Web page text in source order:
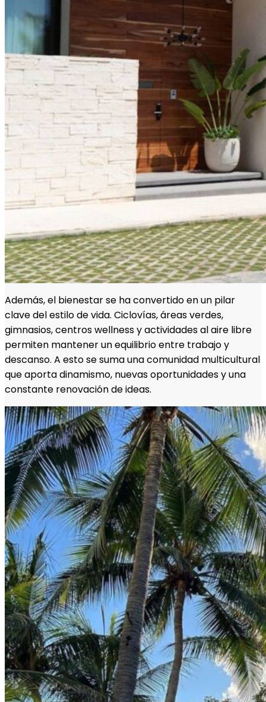
Además, el bienestar se ha convertido en un pilar
clave del estilo de vida. Ciclovías, áreas verdes,
gimnasios, centros wellness y actividades al aire libre
permiten mantener un equilibrio entre trabajo y
descanso. A esto se suma una comunidad multicultural
que aporta dinamismo, nuevas oportunidades y una
constante renovación de ideas.